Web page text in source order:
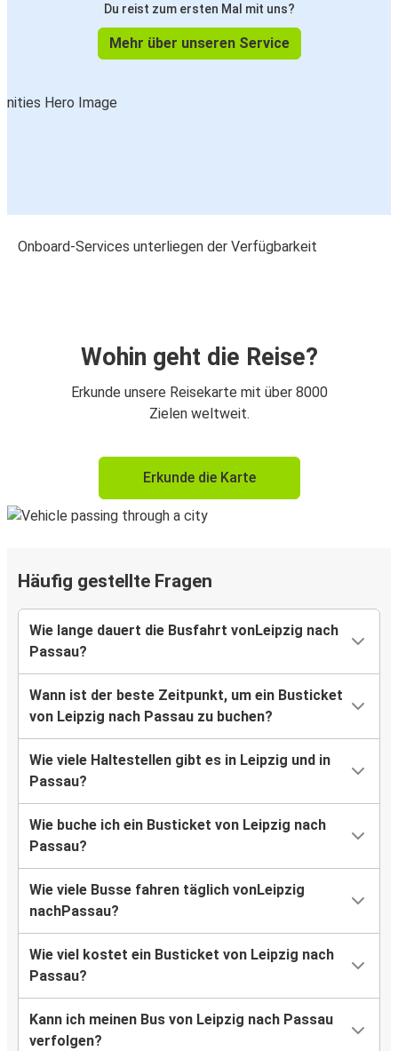
Du reist zum ersten Mal mit uns?
Mehr über unseren Service
Onboard-Services unterliegen der Verfügbarkeit
Wohin geht die Reise?
Erkunde unsere Reisekarte mit über 8000
Zielen weltweit.
Erkunde die Karte
Häufig gestellte Fragen
Wie lange dauert die Busfahrt vonLeipzig nach
Passau?
Wann ist der beste Zeitpunkt, um ein Busticket
von Leipzig nach Passau zu buchen?
Wie viele Haltestellen gibt es in Leipzig und in
Passau?
Wie buche ich ein Busticket von Leipzig nach
Passau?
Wie viele Busse fahren täglich vonLeipzig
nachPassau?
Wie viel kostet ein Busticket von Leipzig nach
Passau?
Kann ich meinen Bus von Leipzig nach Passau
verfolgen?